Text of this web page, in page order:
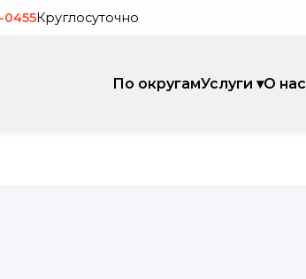
0455Круглосуточно
По округамУслуги ▾О нас